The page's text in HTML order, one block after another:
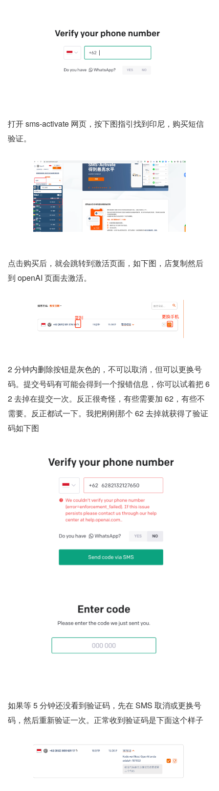
打开 sms-activate 网页，按下图指引找到印尼，购买短信
验证。
点击购买后，就会跳转到激活页面，如下图，店复制然后
到 openAI 页面去激活。
2 分钟内删除按钮是灰色的，不可以取消，但可以更换号
码。提交号码有可能会得到一个报错信息，你可以试着把 6
2 去掉在提交一次。反正很奇怪，有些需要加 62，有些不
需要。反正都试一下。我把刚刚那个 62 去掉就获得了验证
码如下图
如果等 5 分钟还没看到验证码，先在 SMS 取消或更换号
码，然后重新验证一次。正常收到验证码是下面这个样子